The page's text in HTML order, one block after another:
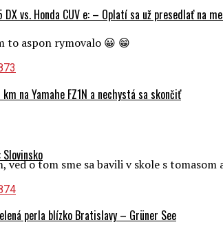
DX vs. Honda CUV e: – Oplatí sa už presedlať na
na Yamahe FZ1N a nechystá sa skončiť
perla blízko Bratislavy – Grüner See
to aspon rymovalo 😀 😁
ved o tom sme sa bavili v skole s